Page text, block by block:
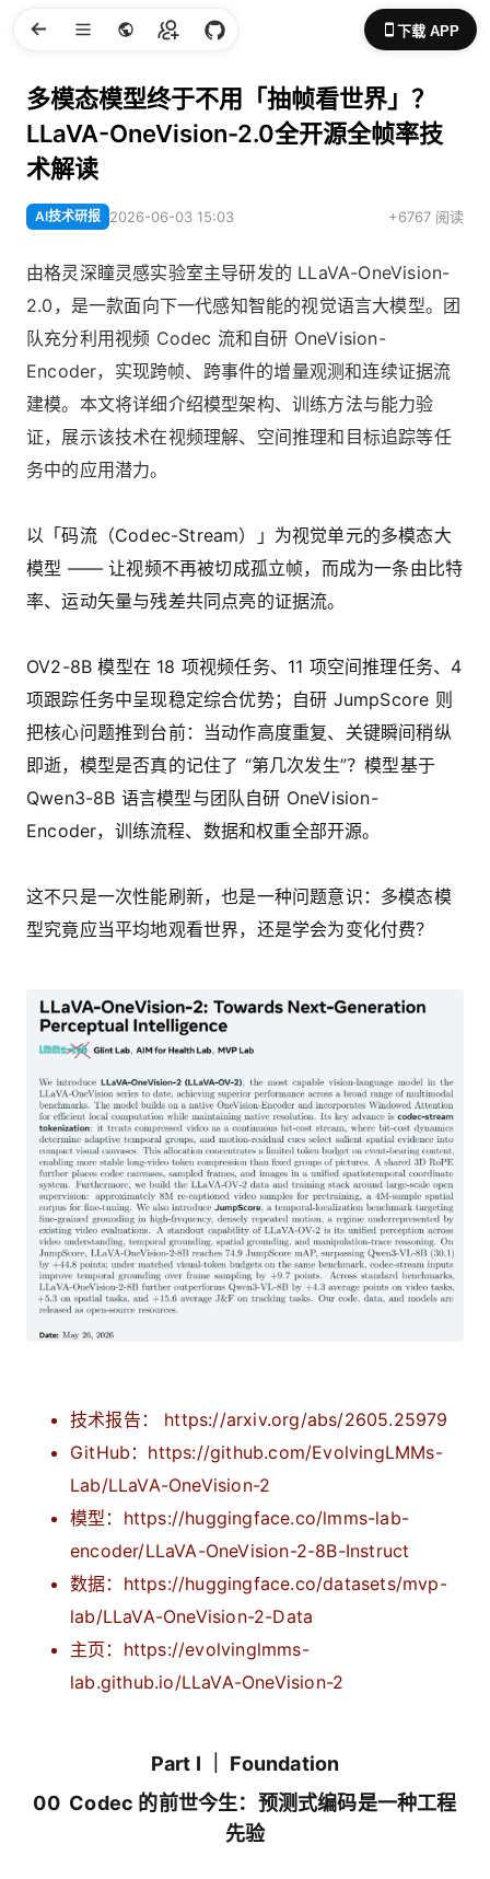
下载 APP
多模态模型终于不用「抽帧看世界」？
LLaVA-OneVision-2.0全开源全帧率技
术解读
AI技术研报 2026-06-03 15:03 +6767 阅读
由格灵深瞳灵感实验室主导研发的 LLaVA-OneVision-
2.0，是一款面向下一代感知智能的视觉语言大模型。团
队充分利用视频 Codec 流和自研 OneVision-
Encoder，实现跨帧、跨事件的增量观测和连续证据流
建模。本文将详细介绍模型架构、训练方法与能力验
证，展示该技术在视频理解、空间推理和目标追踪等任
务中的应用潜力。
以「码流（Codec-Stream）」为视觉单元的多模态大
模型 —— 让视频不再被切成孤立帧，而成为一条由比特
率、运动矢量与残差共同点亮的证据流。
OV2-8B 模型在 18 项视频任务、11 项空间推理任务、4
项跟踪任务中呈现稳定综合优势；自研 JumpScore 则
把核心问题推到台前：当动作高度重复、关键瞬间稍纵
即逝，模型是否真的记住了 “第几次发生”？模型基于
Qwen3-8B 语言模型与团队自研 OneVision-
Encoder，训练流程、数据和权重全部开源。
这不只是一次性能刷新，也是一种问题意识：多模态模
型究竟应当平均地观看世界，还是学会为变化付费？
技术报告： https://arxiv.org/abs/2605.25979
GitHub：https://github.com/EvolvingLMMs-
Lab/LLaVA-OneVision-2
模型：https://huggingface.co/lmms-lab-
encoder/LLaVA-OneVision-2-8B-Instruct
数据：https://huggingface.co/datasets/mvp-
lab/LLaVA-OneVision-2-Data
主页：https://evolvinglmms-
lab.github.io/LLaVA-OneVision-2
Part I ｜ Foundation
00 Codec 的前世今生：预测式编码是一种工程
先验